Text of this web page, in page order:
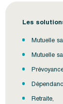
Les
Mutuelle
Mutuelle
Retraite,